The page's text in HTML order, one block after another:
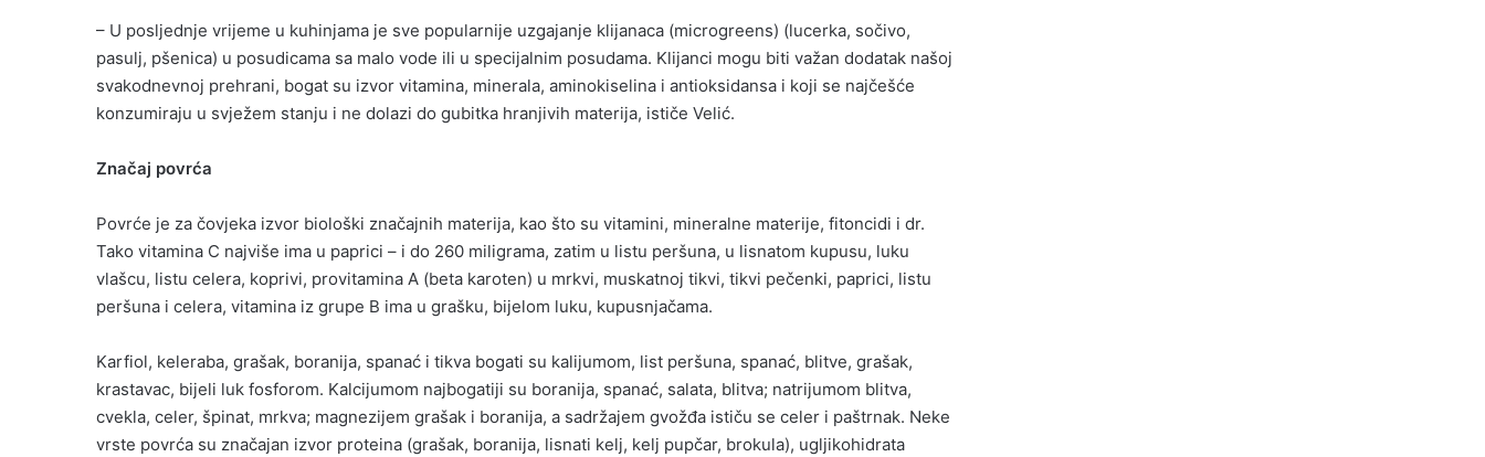
– U posljednje vrijeme u kuhinjama je sve popularnije uzgajanje klijanaca (microgreens) (lucerka, sočivo,
pasulj, pšenica) u posudicama sa malo vode ili u specijalnim posudama. Klijanci mogu biti važan dodatak našoj
svakodnevnoj prehrani, bogat su izvor vitamina, minerala, aminokiselina i antioksidansa i koji se najčešće
konzumiraju u svježem stanju i ne dolazi do gubitka hranjivih materija, ističe Velić.
Značaj povrća
Povrće je za čovjeka izvor biološki značajnih materija, kao što su vitamini, mineralne materije, fitoncidi i dr.
Tako vitamina C najviše ima u paprici – i do 260 miligrama, zatim u listu peršuna, u lisnatom kupusu, luku
vlašcu, listu celera, koprivi, provitamina A (beta karoten) u mrkvi, muskatnoj tikvi, tikvi pečenki, paprici, listu
peršuna i celera, vitamina iz grupe B ima u grašku, bijelom luku, kupusnjačama.
Karfiol, keleraba, grašak, boranija, spanać i tikva bogati su kalijumom, list peršuna, spanać, blitve, grašak,
krastavac, bijeli luk fosforom. Kalcijumom najbogatiji su boranija, spanać, salata, blitva; natrijumom blitva,
cvekla, celer, špinat, mrkva; magnezijem grašak i boranija, a sadržajem gvožđa ističu se celer i paštrnak. Neke
vrste povrća su značajan izvor proteina (grašak, boranija, lisnati kelj, kelj pupčar, brokula), ugljikohidrata